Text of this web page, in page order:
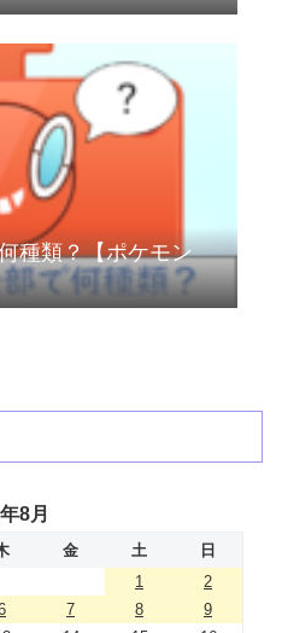
種類？【ポケモン
8月
金 土
日
1
2
7 8
9